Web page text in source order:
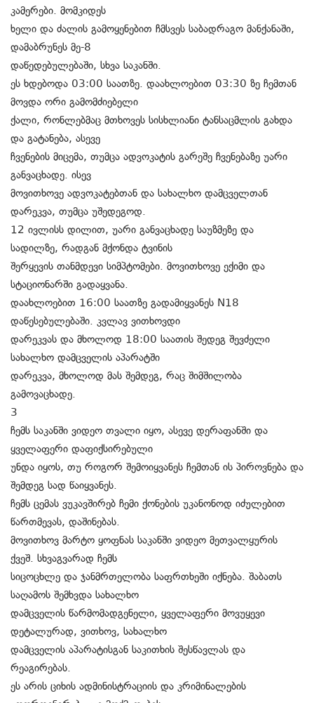
კამერები. მომკიდეს
ხელი და ძალის გამოყენებით ჩმსვეს საბადრაგო მანქანაში,
დამაბრუნეს მე-8
დაწედებულებაში, სხვა საკანში.
ეს ხდებოდა 03:00 საათზე. დაახლოებით 03:30 ზე ჩემთან
მოვდა ორი გამომძიებელი
ქალი, რონლებმაც მთხოვეს სისხლიანი ტანსაცმლის გახდა
და გატანება, ასევე
ჩვენების მიცემა, თუმცა ადვოკატის გარეშე ჩვენებაზე უარი
განვაცხადე. ისევ
მოვითხოვე ადვოკატებთან და სახალხო დამცველთან
დარეკვა, თუმცა უშედეგოდ.
12 ივლისს დილით, უარი განვაცხადე საუზმეზე და
სადილზე, რადგან მქონდა ტვინის
შერყევის თანმდევი სიმპტომები. მოვითხოვე ექიმი და
სტაციონარში გადაყვანა.
დაახლოებით 16:00 საათზე გადამიყვანეს N18
დაწესებულებაში. კვლავ ვითხოვდი
დარეკვას და მხოლოდ 18:00 საათის შედეგ შევძელი
სახალხო დამცველის აპარატში
დარეკვა, მხოლოდ მას შემდეგ, რაც შიმშილობა
გამოვაცხადე.
3
ჩემს საკანში ვიდეო თვალი იყო, ასევე დერაფანში და
ყველაფერი დაფიქსირებული
უნდა იყოს, თუ როგორ შემოიყვანეს ჩემთან ის პიროვნება და
შემდეგ სად წაიყვანეს.
ჩემს ცემას ვუკავშირებ ჩემი ქონების უკანონოდ იძულებით
წართმევას, დაშინებას.
მოვითხოვ მარტო ყოფნას საკანში ვიდეო მეთვალყურის
ქვეშ. სხვაგვარად ჩემს
სიცოცხლე და ჯანმრთელობა საფრთხეში იქნება. შაბათს
საღამოს შემხვდა სახალხო
დამცველის წარმომადგენელი, ყველაფერი მოვუყევი
დეტალურად, ვითხოვ, სახალხო
დამცველის აპარატისგან საკითხის შესწავლას და
რეაგირებას.
ეს არის ციხის ადმინისტრაციის და კრიმინალების